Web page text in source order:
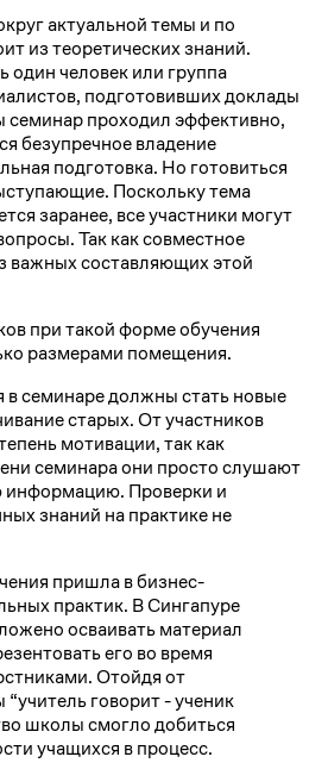
актуальной темы и по
из теоретических знаний.
человек или группа
подготовивших доклады
семинар проходил эффективно,
безупречное владение
подготовка. Но готовиться
Поскольку тема
заранее, все участники могут
Так как совместное
важных составляющих этой
при такой форме обучения
размерами помещения.
в семинаре должны стать новые
старых. От участников
мотивации, так как
семинара они просто слушают
информацию. Проверки и
знаний на практике не
пришла в бизнес-
практик. В Сингапуре
осваивать материал
его во время
Отойдя от
говорит - ученик
школы смогло добиться
учащихся в процесс.